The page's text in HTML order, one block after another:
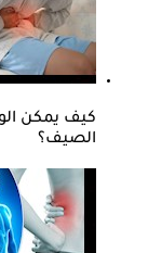
كيف يمكن
الصيف؟